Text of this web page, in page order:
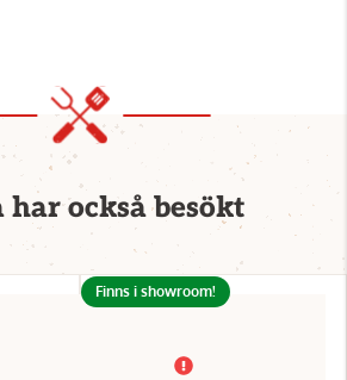
också besökt
Finns i showroom!